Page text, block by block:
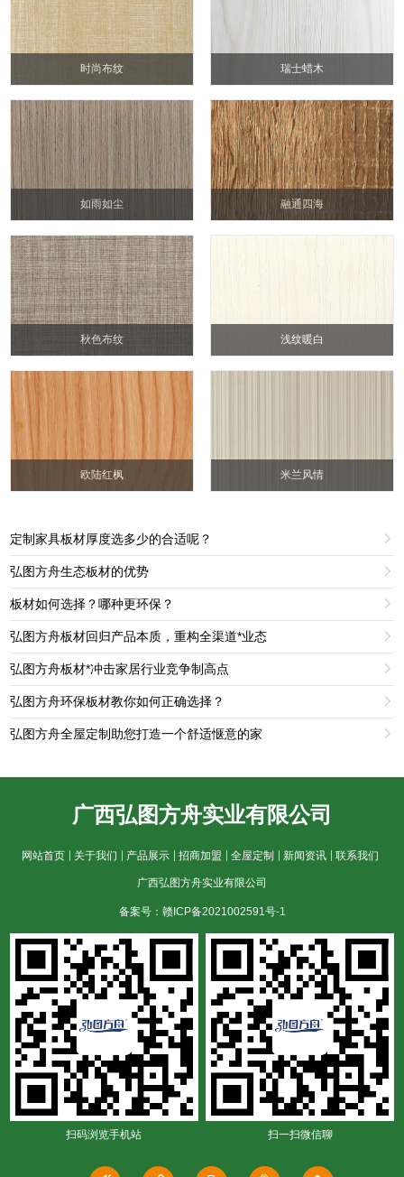
时尚布纹 瑞士蜡木
如雨如尘 融通四海
秋色布纹 浅纹暖白
欧陆红枫 米兰风情
定制家具板材厚度选多少的合适呢？ 
弘图方舟生态板材的优势 
板材如何选择？哪种更环保？ 
弘图方舟板材回归产品本质，重构全渠道*业态 
弘图方舟板材*冲击家居行业竞争制高点 
弘图方舟环保板材教你如何正确选择？ 
弘图方舟全屋定制助您打造一个舒适惬意的家 
广西弘图方舟实业有限公司
网站首页 关于我们 产品展示 招商加盟 全屋定制 新闻资讯 联系我们
广西弘图方舟实业有限公司
备案号：赣ICP备2021002591号-1
扫码浏览手机站 扫一扫微信聊